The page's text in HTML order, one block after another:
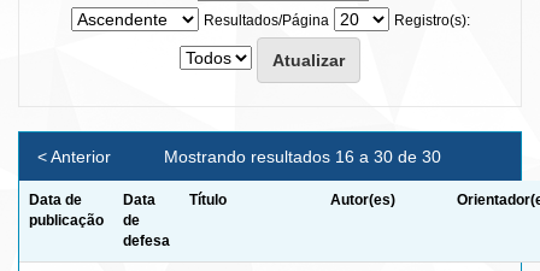
Resultados/Página
Registro(s):
Mostrando resultados 16 a 30 de 30
< Anterior
Data de
publicação
Data
de
defesa
Título Autor(es)